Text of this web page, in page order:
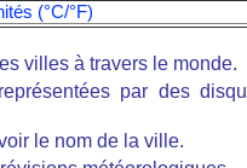
(°C/°F)
villes à travers le monde.
par des
le nom de la ville.